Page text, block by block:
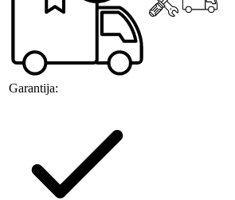
Garantija: